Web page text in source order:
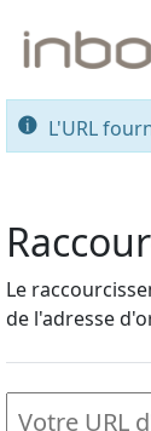
L'URL
Le
de l'adresse